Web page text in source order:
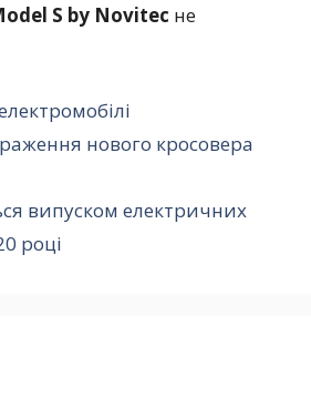
S by Novitec не
нового кросовера
випуском електричних
році